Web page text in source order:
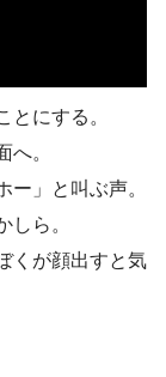
とにする。
へ。
ー」と叫ぶ声。
しら。
くが顔出すと気